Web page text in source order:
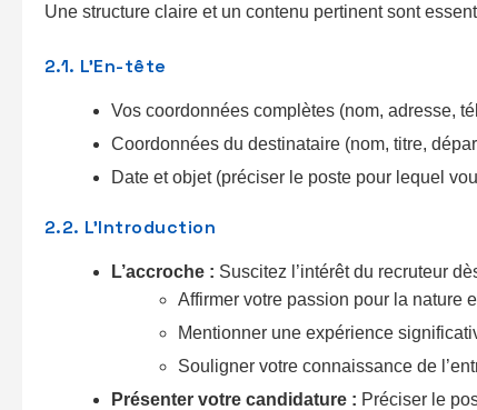
Une structure claire et un contenu pertinent sont
2.1. L’En-tête
Vos coordonnées complètes (nom, adresse,
Coordonnées du destinataire (nom, titre,
Date et objet (préciser le poste pour lequel
2.2. L’Introduction
L’accroche : Suscitez l’intérêt du recruteur
Affirmer votre passion pour la nature
Mentionner une expérience
Souligner votre connaissance de
Présenter votre candidature : Préciser le